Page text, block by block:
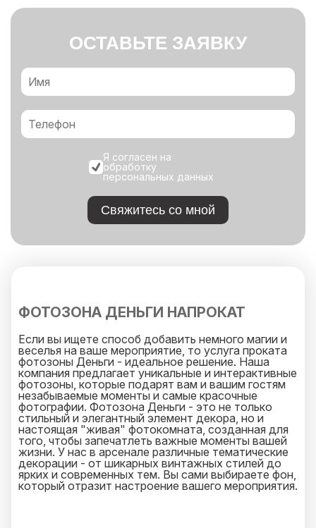
ОСТАВЬТЕ ЗАЯВКУ
Я согласен на
обработку
персональных данных
Свяжитесь со мной
ФОТОЗОНА ДЕНЬГИ НАПРОКАТ
Если вы ищете способ добавить немного магии и
веселья на ваше мероприятие, то услуга проката
фотозоны Деньги - идеальное решение. Наша
компания предлагает уникальные и интерактивные
фотозоны, которые подарят вам и вашим гостям
незабываемые моменты и самые красочные
фотографии. Фотозона Деньги - это не только
стильный и элегантный элемент декора, но и
настоящая "живая" фотокомната, созданная для
того, чтобы запечатлеть важные моменты вашей
жизни. У нас в арсенале различные тематические
декорации - от шикарных винтажных стилей до
ярких и современных тем. Вы сами выбираете фон,
который отразит настроение вашего мероприятия.